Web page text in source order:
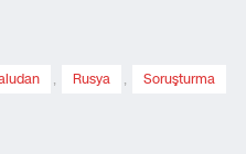
, Rusya , Soruşturma